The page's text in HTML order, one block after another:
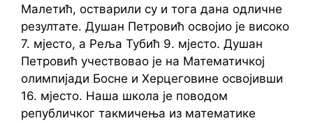
Малетић, остварили су и тога дана одличне
резултате. Душан Петровић освојио је високо
7. мјесто, а Реља Тубић 9. мјесто. Душан
Петровић учествовао је на Математичкој
олимпијади Босне и Херцеговине освојивши
16. мјесто. Наша школа је поводом
републичког такмичења из математике